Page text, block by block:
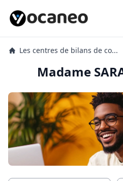
Les centres de bilans de co...
Madame